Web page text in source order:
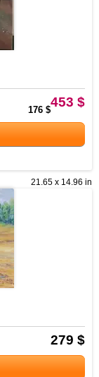
453 $
176 $
21.65 x 14.96 in
279 $